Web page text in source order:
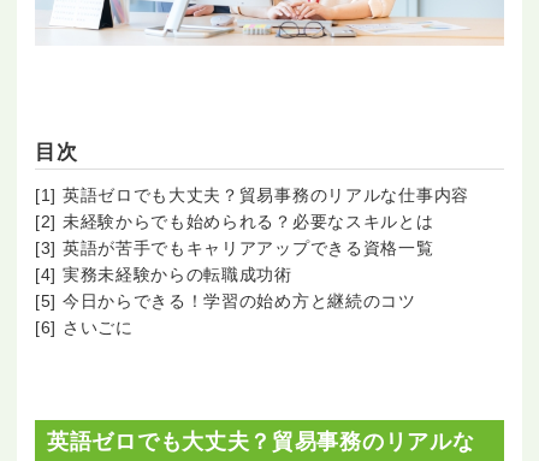
目次
[1] 英語ゼロでも大丈夫？貿易事務のリアルな仕事内容
[2] 未経験からでも始められる？必要なスキルとは
[3] 英語が苦手でもキャリアアップできる資格一覧
[4] 実務未経験からの転職成功術
[5] 今日からできる！学習の始め方と継続のコツ
[6] さいごに
英語ゼロでも大丈夫？貿易事務のリアルな